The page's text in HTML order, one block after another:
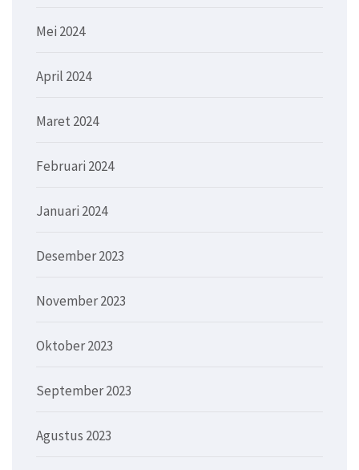
Mei 2024
April 2024
Maret 2024
Februari 2024
Januari 2024
Desember 2023
November 2023
Oktober 2023
September 2023
Agustus 2023